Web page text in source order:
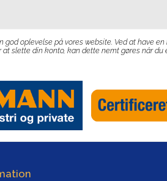
oplevelse på vores website. Ved at have
slette din konto, kan dette nemt gøres når du